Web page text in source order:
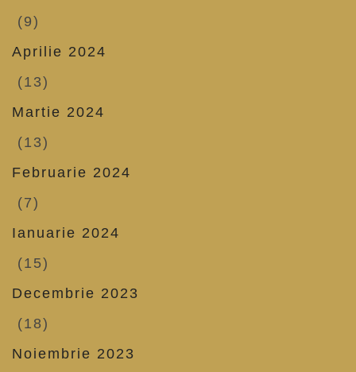
(9)
Aprilie 2024
(13)
Martie 2024
(13)
Februarie 2024
(7)
Ianuarie 2024
(15)
Decembrie 2023
(18)
Noiembrie 2023